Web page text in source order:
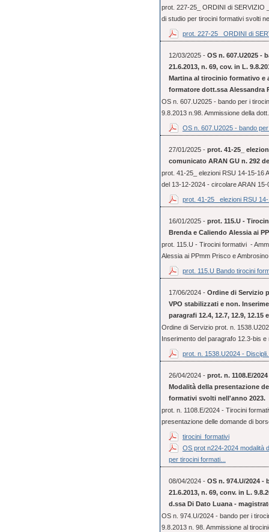
prot. 227-25_ ORDINI di SERVIZIO
di studio per tirocini formativi svolti
prot. 227-25_ ORDINI di
12/03/2025 - OS n. 607.U2025 -
21.6.2013, n. 69, cov. in L.
Martina al tirocinio formativo e
formatore dott.ssa Alessandra
OS n. 607.U2025 - bando per i
9.8.2013 n.98. Ammissione della
OS n. 607.U2025 - bando
27/01/2025 - prot. 41-25_
comunicato ARAN GU n. 292
prot. 41-25_ elezioni RSU 14-15-16
del 13-12-2024 - circolare ARAN 15-
prot. 41-25_ elezioni RSU
16/01/2025 - prot. 115.U -
Brenda e Caliendo Alessia ai
prot. 115.U - Tirocini formativi -
Alessia ai PPmm Prisco e Ambrosino
prot. 115.U Bando tirocini
17/06/2024 - Ordine di Servizio
VPO stabilizzati e non.
paragrafi 12.4, 12.7, 12.9,
Ordine di Servizio prot. n.
Inserimento del paragrafo 12.3-bis
prot. n. 1538.U2024 -
26/04/2024 - prot. n. 1108.E/
Modalità della presentazione
formativi svolti nell'anno 2023.
prot. n. 1108.E/2024 - Tirocini
presentazione delle domande di
tirocini_formativi
OS prot n224-2024 modalità
per tirocini formati...
08/04/2024 - OS n. 974.U/2024
21.6.2013, n. 69, conv. in L.
d.ssa Di Dato Luana -
OS n. 974.U/2024 - bando per i
9.8.2013 n. 98. Ammissione al